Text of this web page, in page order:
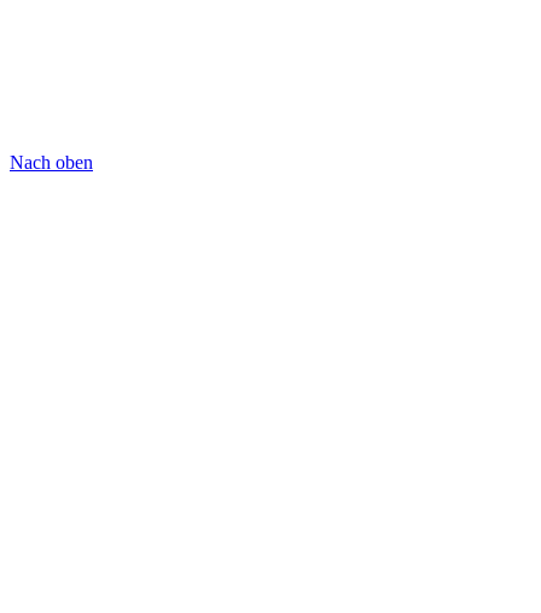
Nach oben